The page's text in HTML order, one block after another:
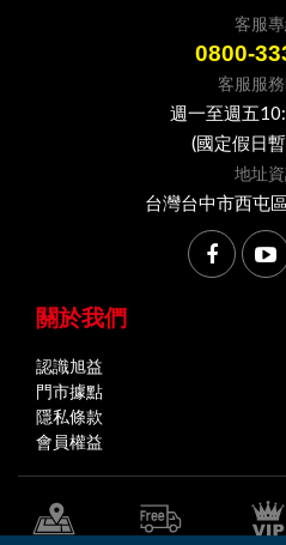
客服
0800-
客服服
週一至週五
(國定假日
地址
台灣台中市西屯
關於我們
認識旭益
門市據點
隱私條款
會員權益